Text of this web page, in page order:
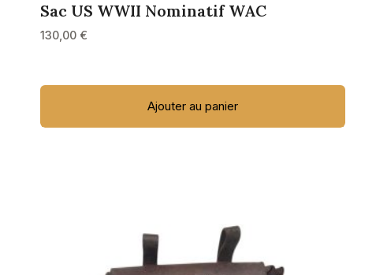
Sac US WWII Nominatif WAC
130,00 €
Ajouter au panier